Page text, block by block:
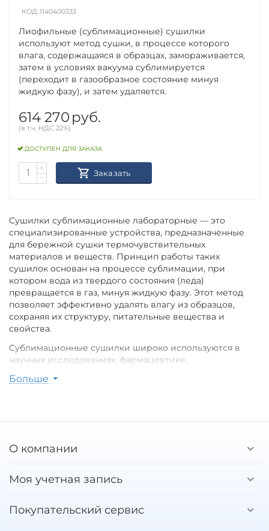
Сушилки сублимационные лабораторные — это
специализированные устройства, предназначенные
для бережной сушки термочувствительных
материалов и веществ. Принцип работы таких
сушилок основан на процессе сублимации, при
котором вода из твердого состояния (леда)
превращается в газ, минуя жидкую фазу. Этот метод
позволяет эффективно удалять влагу из образцов,
сохраняя их структуру, питательные вещества и
свойства.
Сублимационные сушилки широко используются в
научных исследованиях, фармацевтике,
Они идеально подходят для сушки различных
продукты питания и многие другие.
что позволяет сохранять их первоначальные
2. Высокая эффективность: Сушилки позволяют быстро
Больше
КОД:1140400333
Лиофильные (сублимационные) сушилки
используют метод сушки, в процессе которого
влага, содержащаяся в образцах, замораживается,
затем в условиях вакуума сублимируется
(переходит в газообразное состояние минуя
жидкую фазу), и затем удаляется.
614 270 руб.
(в т.ч. НДС 22%)
ДОСТУПЕН ДЛЯ ЗАКАЗА
+
−
Заказать
О компании
Моя учетная запись
Покупательский сервис